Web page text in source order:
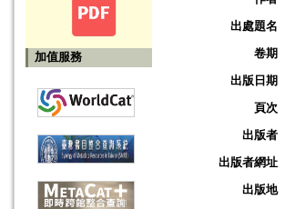
加值服務
出處題名
卷期
出版日期
頁次
出版者
出版者網址
出版地